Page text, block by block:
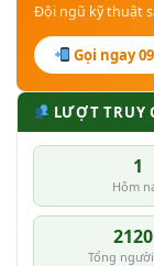
Đội ngũ kỹ thuật
Gọi ngay
LƯỢT TRUY
1
Hôm
Tổng